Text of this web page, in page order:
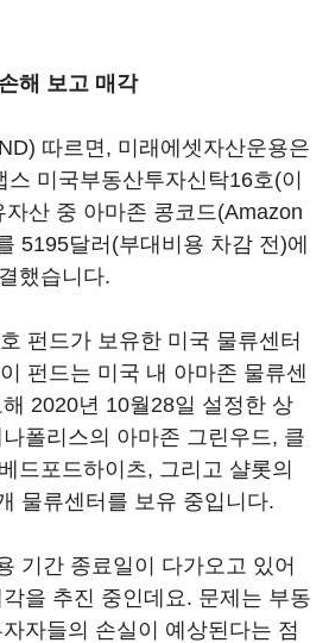
해 보고 매각
따르면, 미래에셋자산운용은
미국부동산투자신탁16호(이
산 중 아마존 콩코드(Amazon
5195달러(부대비용 차감 전)에
했습니다.
펀드가 보유한 미국 물류센터
펀드는 미국 내 아마존 물류센
2020년 10월28일 설정한 상
폴리스의 아마존 그린우드, 클
드포드하이츠, 그리고 샬롯의
물류센터를 보유 중입니다.
기간 종료일이 다가오고 있어
을 추진 중인데요. 문제는 부동
자들의 손실이 예상된다는 점